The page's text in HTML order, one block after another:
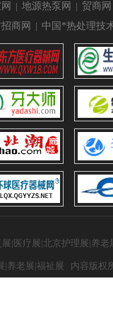
| 地源热泵网 | 贸商网
商网
| 中国*热处理技
|医疗展|北京护理展|
|养老展|福祉展 内容版